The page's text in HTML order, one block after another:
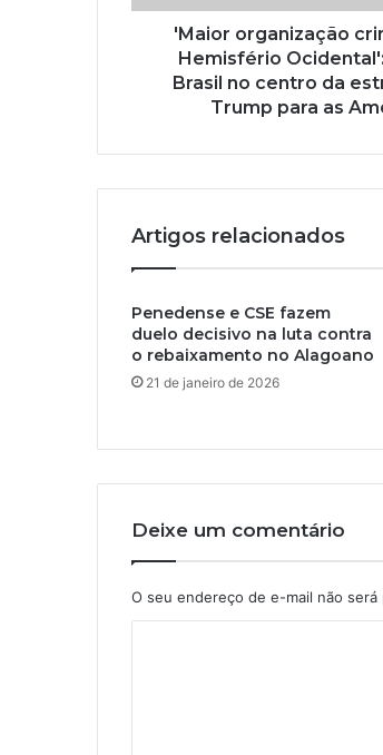
'Maior organização
Hemisfério
Brasil no centro da
Trump para as
Artigos relacionados
Penedense e CSE fazem
duelo decisivo na luta contra
o rebaixamento no Alagoano
21 de janeiro de 2026
Deixe um comentário
O seu endereço de e-mail não será